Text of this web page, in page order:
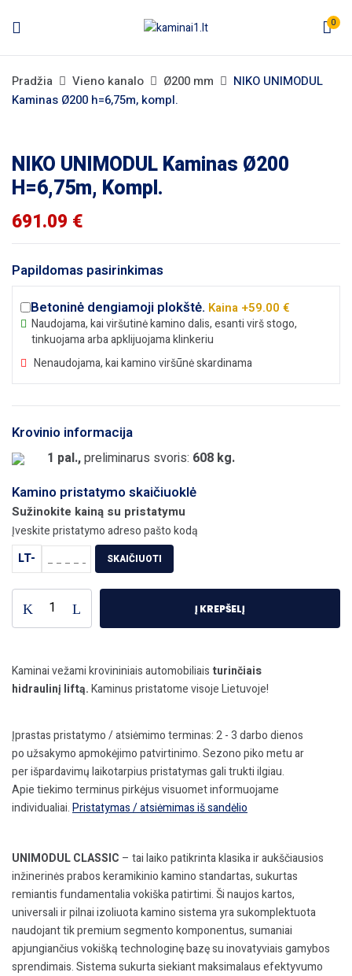
0
Pradžia Vieno kanalo Ø200 mm
NIKO UNIMODUL
Kaminas Ø200 h=6,75m, kompl.
NIKO UNIMODUL Kaminas Ø200
H=6,75m, Kompl.
691.09 €
Papildomas pasirinkimas
Betoninė dengiamoji plokštė. Kaina +59.00 €
Naudojama, kai viršutinė kamino dalis, esanti virš stogo,
tinkuojama arba apklijuojama klinkeriu
Nenaudojama, kai kamino viršūnė skardinama
Krovinio informacija
1 pal.,preliminarus svoris: 608 kg.
Kamino pristatymo skaičiuoklė
Sužinokite kainą su pristatymu
Įveskite pristatymo adreso pašto kodą
LT-
SKAIČIUOTI
Į KREPŠELĮ
Kaminai vežami krovininiais automobiliais turinčiais
hidraulinį liftą.Kaminus pristatome visoje Lietuvoje!
Įprastas pristatymo / atsiėmimo terminas: 2 - 3 darbo dienos
po užsakymo apmokėjimo patvirtinimo. Sezono piko metu ar
per išpardavimų laikotarpius pristatymas gali trukti ilgiau.
Apie tiekimo terminus pirkėjus visuomet informuojame
individualiai.Pristatymas / atsiėmimas iš sandėlio
UNIMODUL CLASSIC – tai laiko patikrinta klasika ir aukščiausios
inžinerinės prabos keramikinio kamino standartas, sukurtas
remiantis fundamentalia vokiška patirtimi. Ši naujos kartos,
universali ir pilnai izoliuota kamino sistema yra sukomplektuota
naudojant tikpremiumsegmento komponentus, sumaniai
apjungiančius vokišką technologinę bazę su inovatyviais gamybos
sprendimais. Sistema sukurta siekiant maksimalaus efektyvumo